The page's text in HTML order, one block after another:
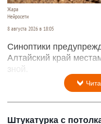
Жара
Нейросети
8 августа 2026 в 18:05
Синоптики
Алтайский край
зной.
Штукатурка с